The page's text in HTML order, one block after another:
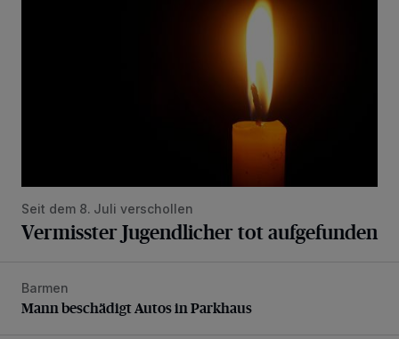
Seit dem 8. Juli verschollen
Vermisster Jugendlicher tot aufgefunden
Mann beschädigt Autos in Parkhaus
Barmen
Mann beschädigt Autos in Parkhaus